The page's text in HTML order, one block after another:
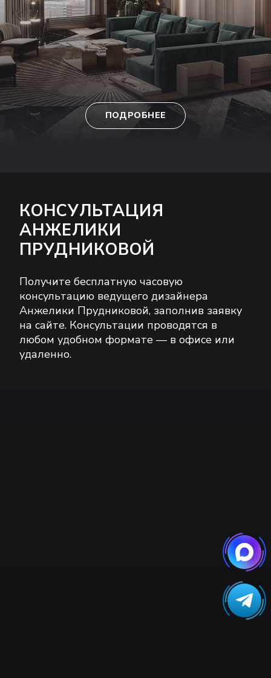
ПОДРОБНЕЕ
КОНСУЛЬТАЦИЯ
АНЖЕЛИКИ
ПРУДНИКОВОЙ
Получите бесплатную часовую
консультацию ведущего дизайнера
Анжелики Прудниковой, заполнив заявку
на сайте. Консультации проводятся в
любом удобном формате — в офисе или
удаленно.